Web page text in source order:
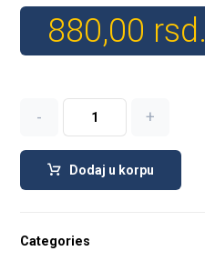
880,00 rsd.
- +
Dodaj u korpu
Categories